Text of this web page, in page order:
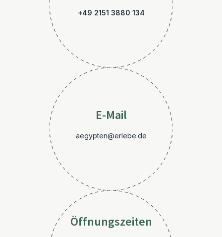
+49 2151 3880 134
E-Mail
aegypten@erlebe.de
Öffnungszeiten